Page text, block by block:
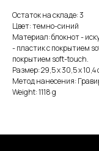
Остаток на складе: 3
Цвет: темно-синий
Материал: блокнот -
- пластик с покрытием
покрытием soft-touch.
Размер: 29,5 х 30,5 х 10,4
Метод нанесения:
Weight: 1118 g